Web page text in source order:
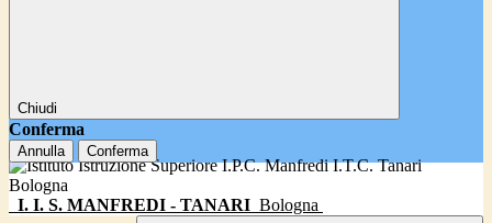
Chiudi
Conferma
Annulla Conferma
I. I. S. MANFREDI - TANARI Bologna